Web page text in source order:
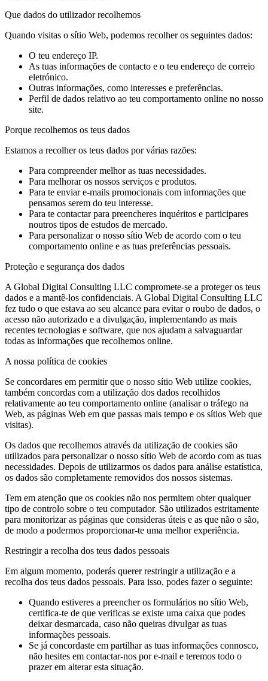
Que dados do utilizador recolhemos
Quando visitas o sítio Web, podemos recolher os seguintes dados:
O teu endereço IP.
As tuas informações de contacto e o teu endereço de correio
eletrónico.
Outras informações, como interesses e preferências.
Perfil de dados relativo ao teu comportamento online no nosso
site.
Porque recolhemos os teus dados
Estamos a recolher os teus dados por várias razões:
Para compreender melhor as tuas necessidades.
Para melhorar os nossos serviços e produtos.
Para te enviar e-mails promocionais com informações que
pensamos serem do teu interesse.
Para te contactar para preencheres inquéritos e participares
noutros tipos de estudos de mercado.
Para personalizar o nosso sítio Web de acordo com o teu
comportamento online e as tuas preferências pessoais.
Proteção e segurança dos dados
A Global Digital Consulting LLC compromete-se a proteger os teus
dados e a mantê-los confidenciais. A Global Digital Consulting LLC
fez tudo o que estava ao seu alcance para evitar o roubo de dados, o
acesso não autorizado e a divulgação, implementando as mais
recentes tecnologias e software, que nos ajudam a salvaguardar
todas as informações que recolhemos online.
A nossa política de cookies
Se concordares em permitir que o nosso sítio Web utilize cookies,
também concordas com a utilização dos dados recolhidos
relativamente ao teu comportamento online (analisar o tráfego na
Web, as páginas Web em que passas mais tempo e os sítios Web que
visitas).
Os dados que recolhemos através da utilização de cookies são
utilizados para personalizar o nosso sítio Web de acordo com as tuas
necessidades. Depois de utilizarmos os dados para análise estatística,
os dados são completamente removidos dos nossos sistemas.
Tem em atenção que os cookies não nos permitem obter qualquer
tipo de controlo sobre o teu computador. São utilizados estritamente
para monitorizar as páginas que consideras úteis e as que não o são,
de modo a podermos proporcionar-te uma melhor experiência.
Restringir a recolha dos teus dados pessoais
Em algum momento, poderás querer restringir a utilização e a
recolha dos teus dados pessoais. Para isso, podes fazer o seguinte:
Quando estiveres a preencher os formulários no sítio Web,
certifica-te de que verificas se existe uma caixa que podes
deixar desmarcada, caso não queiras divulgar as tuas
informações pessoais.
Se já concordaste em partilhar as tuas informações connosco,
não hesites em contactar-nos por e-mail e teremos todo o
prazer em alterar esta situação.